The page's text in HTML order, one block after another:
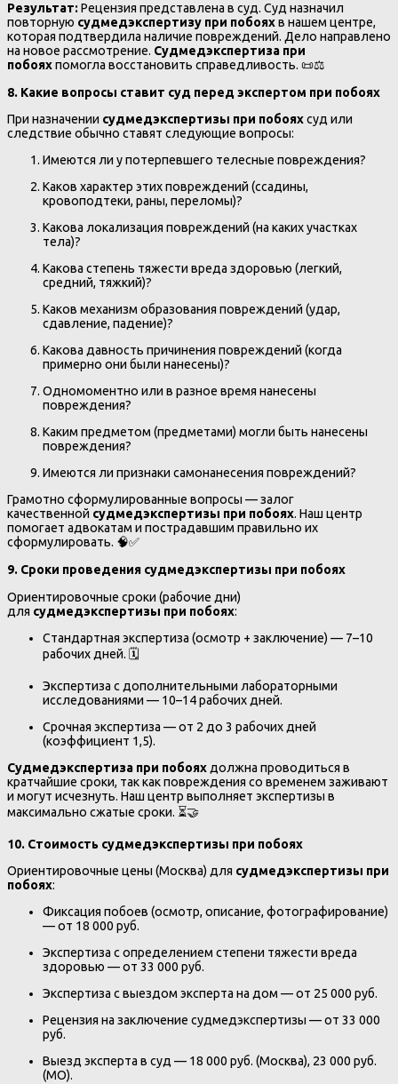
Результат:Рецензия представлена в суд. Суд назначил
повторную судмедэкспертизу при побояхв нашем центре,
которая подтвердила наличие повреждений. Дело направлено
на новое рассмотрение. Судмедэкспертиза при
побояхпомогла восстановить справедливость. 📜⚖️
8. Какие вопросы ставит суд перед экспертом при побоях
При назначении судмедэкспертизы при побояхсуд или
следствие обычно ставят следующие вопросы:
Имеются ли у потерпевшего телесные повреждения?
Каков характер этих повреждений (ссадины,
кровоподтеки, раны, переломы)?
Какова локализация повреждений (на каких участках
тела)?
Какова степень тяжести вреда здоровью (легкий,
средний, тяжкий)?
Каков механизм образования повреждений (удар,
сдавление, падение)?
Какова давность причинения повреждений (когда
примерно они были нанесены)?
Одномоментно или в разное время нанесены
повреждения?
Каким предметом (предметами) могли быть нанесены
повреждения?
Имеются ли признаки самонанесения повреждений?
Грамотно сформулированные вопросы — залог
качественной судмедэкспертизы при побоях. Наш центр
помогает адвокатам и пострадавшим правильно их
сформулировать. 🧠✅
9. Сроки проведения судмедэкспертизы при побоях
Ориентировочные сроки (рабочие дни)
для судмедэкспертизы при побоях:
Стандартная экспертиза (осмотр + заключение) — 7–10
рабочих дней. 🗓️
Экспертиза с дополнительными лабораторными
исследованиями — 10–14 рабочих дней.
Срочная экспертиза — от 2 до 3 рабочих дней
(коэффициент 1,5).
Судмедэкспертиза при побоях должна проводиться в
кратчайшие сроки, так как повреждения со временем заживают
и могут исчезнуть. Наш центр выполняет экспертизы в
максимально сжатые сроки. ⏳🤝
10. Стоимость судмедэкспертизы при побоях
Ориентировочные цены (Москва) для судмедэкспертизы при
побоях:
Фиксация побоев (осмотр, описание, фотографирование)
— от 18 000 руб.
Экспертиза с определением степени тяжести вреда
здоровью — от 33 000 руб.
Экспертиза с выездом эксперта на дом — от 25 000 руб.
Рецензия на заключение судмедэкспертизы — от 33 000
руб.
Выезд эксперта в суд — 18 000 руб. (Москва), 23 000 руб.
(МО).